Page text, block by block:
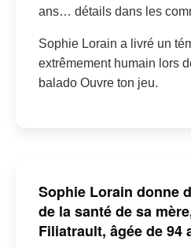
ans… détails dans les
Sophie Lorain a livré un
extrêmement humain lors
balado Ouvre ton jeu.
Sophie Lorain donne
de la santé de sa
Filiatrault, âgée de 94